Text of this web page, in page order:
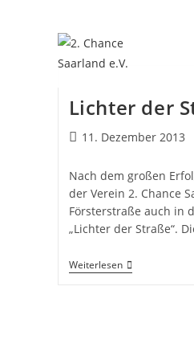
Lichter der
11. Dezember 2013
Nach dem großen
der Verein 2. Chance
Försterstraße auch in
„Lichter der Straße“.
Weiterlesen